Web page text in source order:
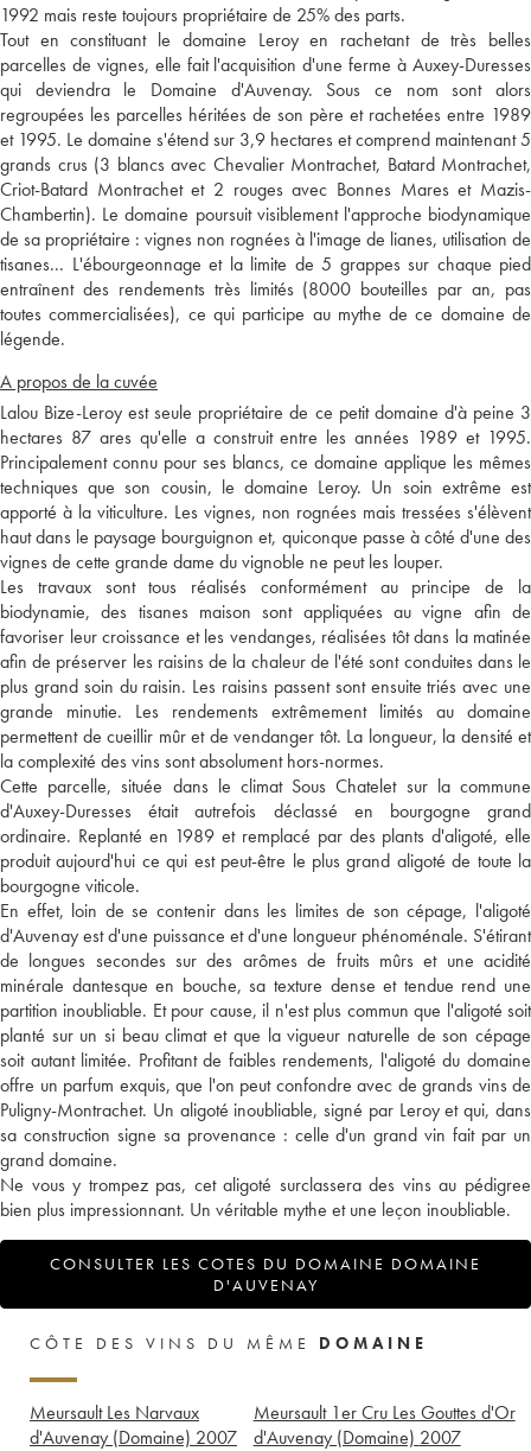
1992 mais reste toujours propriétaire de 25% des parts.
Tout en constituant le domaine Leroy en rachetant de très belles
parcelles de vignes, elle fait l'acquisition d'une ferme à Auxey-Duresses
qui deviendra le Domaine d'Auvenay. Sous ce nom sont alors
regroupées les parcelles héritées de son père et rachetées entre 1989
et 1995. Le domaine s'étend sur 3,9 hectares et comprend maintenant 5
grands crus (3 blancs avec Chevalier Montrachet, Batard Montrachet,
Criot-Batard Montrachet et 2 rouges avec Bonnes Mares et Mazis-
Chambertin). Le domaine poursuit visiblement l'approche biodynamique
de sa propriétaire : vignes non rognées à l'image de lianes, utilisation de
tisanes... L'ébourgeonnage et la limite de 5 grappes sur chaque pied
entraînent des rendements très limités (8000 bouteilles par an, pas
toutes commercialisées), ce qui participe au mythe de ce domaine de
légende.
A propos de la cuvée
Lalou Bize-Leroy est seule propriétaire de ce petit domaine d'à peine 3
hectares 87 ares qu'elle a construit entre les années 1989 et 1995.
Principalement connu pour ses blancs, ce domaine applique les mêmes
techniques que son cousin, le domaine Leroy. Un soin extrême est
apporté à la viticulture. Les vignes, non rognées mais tressées s'élèvent
haut dans le paysage bourguignon et, quiconque passe à côté d'une des
vignes de cette grande dame du vignoble ne peut les louper.
Les travaux sont tous réalisés conformément au principe de la
biodynamie, des tisanes maison sont appliquées au vigne afin de
favoriser leur croissance et les vendanges, réalisées tôt dans la matinée
afin de préserver les raisins de la chaleur de l'été sont conduites dans le
plus grand soin du raisin. Les raisins passent sont ensuite triés avec une
grande minutie. Les rendements extrêmement limités au domaine
permettent de cueillir mûr et de vendanger tôt. La longueur, la densité et
la complexité des vins sont absolument hors-normes.
Cette parcelle, située dans le climat Sous Chatelet sur la commune
d'Auxey-Duresses était autrefois déclassé en bourgogne grand
ordinaire. Replanté en 1989 et remplacé par des plants d'aligoté, elle
produit aujourd'hui ce qui est peut-être le plus grand aligoté de toute la
bourgogne viticole.
En effet, loin de se contenir dans les limites de son cépage, l'aligoté
d'Auvenay est d'une puissance et d'une longueur phénoménale. S'étirant
de longues secondes sur des arômes de fruits mûrs et une acidité
minérale dantesque en bouche, sa texture dense et tendue rend une
partition inoubliable. Et pour cause, il n'est plus commun que l'aligoté soit
planté sur un si beau climat et que la vigueur naturelle de son cépage
soit autant limitée. Profitant de faibles rendements, l'aligoté du domaine
offre un parfum exquis, que l'on peut confondre avec de grands vins de
Puligny-Montrachet. Un aligoté inoubliable, signé par Leroy et qui, dans
sa construction signe sa provenance : celle d'un grand vin fait par un
grand domaine.
Ne vous y trompez pas, cet aligoté surclassera des vins au pédigree
bien plus impressionnant. Un véritable mythe et une leçon inoubliable.
CONSULTER LES COTES DU DOMAINE DOMAINE
D'AUVENAY
CÔTE DES VINS DU MÊME DOMAINE
Meursault Les Narvaux
d'Auvenay (Domaine) 2007
Meursault 1er Cru Les Gouttes d'Or
d'Auvenay (Domaine) 2007